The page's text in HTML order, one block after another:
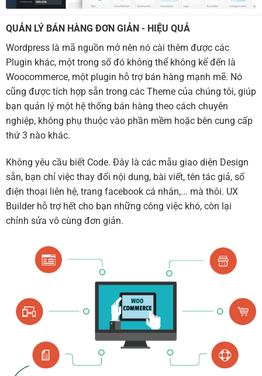
QUẢN LÝ BÁN HÀNG ĐƠN GIẢN - HIỆU QUẢ
Wordpress là mã nguồn mở nên nó cài thêm được các
Plugin khác, một trong số đó không thể không kể đến là
Woocommerce, một plugin hỗ trợ bán hàng mạnh mẽ. Nó
cũng được tích hợp sẵn trong các Theme của chúng tôi, giúp
bạn quản lý một hệ thống bán hàng theo cách chuyên
nghiệp, không phụ thuộc vào phần mềm hoặc bên cung cấp
thứ 3 nào khác.
Không yêu cầu biết Code. Đây là các mẫu giao diện Design
sẵn, bạn chỉ việc thay đổi nội dung, bài viết, tên tác giả, số
điện thoại liên hệ, trang facebook cá nhân,... mà thôi. UX
Builder hỗ trợ hết cho bạn những công việc khó, còn lại
chỉnh sửa vô cùng đơn giản.